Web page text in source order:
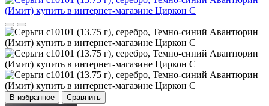
В избранное Сравнить